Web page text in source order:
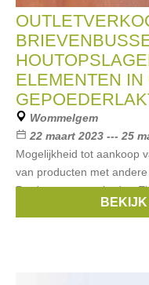
ELEMENTEN IN
Wommelgem
22 maart 2023 --- 25
Mogelijkheid tot aankoop
van producten met
Producten met schade -
Geroba